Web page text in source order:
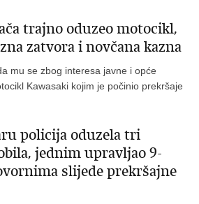
trajno oduzeo motocikl,
zatvora i novčana kazna
mu se zbog interesa javne i opće
Kawasaki kojim je počinio prekršaje
policija oduzela tri
jednim upravljao 9-
slijede prekršajne